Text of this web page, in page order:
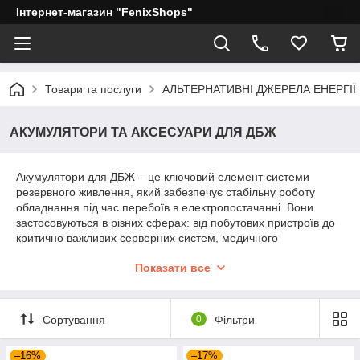
Інтернет-магазин "FenixShops"
Товари та послуги АЛЬТЕРНАТИВНІ ДЖЕРЕЛА ЕНЕРГІЇ
АКУМУЛЯТОРИ ТА АКСЕСУАРИ ДЛЯ ДБЖ
Акумулятори для ДБЖ – це ключовий елемент системи
резервного живлення, який забезпечує стабільну роботу
обладнання під час перебоїв в електропостачанні. Вони
застосовуються в різних сферах: від побутових пристроїв до
критично важливих серверних систем, медичного
Чому потрібен якісний акумулятор для ДБЖ?
Надійність: Забезпечує безперебійну роботу техніки
у разі аварійного вимкнення електроенергії.
Довговічність: Високоякісні акумулятори
гарантують стабільну продуктивність протягом
Показати все
Сортування 0 Фільтри
–16% –17%